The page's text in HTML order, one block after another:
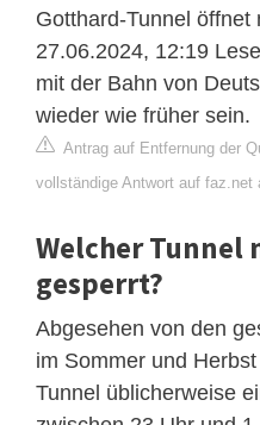
Gotthard-Tunnel öffnet
27.06.2024, 12:19
mit der Bahn von
wieder wie früher sein.
Antrag auf Entfernung der
vollständige Antwort auf faz.net
Welcher Tunnel
gesperrt?
Abgesehen von den
im Sommer und
Tunnel üblicherweise